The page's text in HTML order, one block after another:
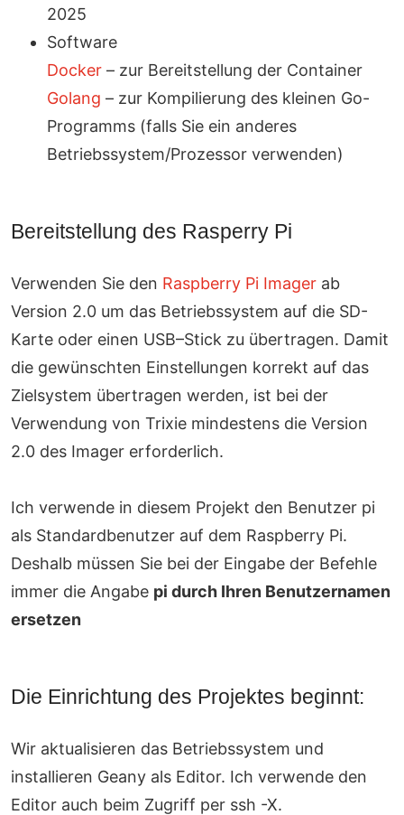
2025
Software
Docker – zur Bereitstellung der Container
Golang – zur Kompilierung des kleinen Go-
Programms (falls Sie ein anderes
Betriebssystem/Prozessor verwenden)
Bereitstellung des Rasperry Pi
Verwenden Sie den Raspberry Pi Imager ab
Version 2.0 um das Betriebssystem auf die SD-
Karte oder einen USB–Stick zu übertragen. Damit
die gewünschten Einstellungen korrekt auf das
Zielsystem übertragen werden, ist bei der
Verwendung von Trixie mindestens die Version
2.0 des Imager erforderlich.
Ich verwende in diesem Projekt den Benutzer pi
als Standardbenutzer auf dem Raspberry Pi.
Deshalb müssen Sie bei der Eingabe der Befehle
immer die Angabe pi durch Ihren Benutzernamen
ersetzen
Die Einrichtung des Projektes beginnt:
Wir aktualisieren das Betriebssystem und
installieren Geany als Editor. Ich verwende den
Editor auch beim Zugriff per ssh -X.